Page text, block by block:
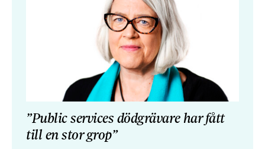
”Public services dödgrävare har fått
till en stor grop”